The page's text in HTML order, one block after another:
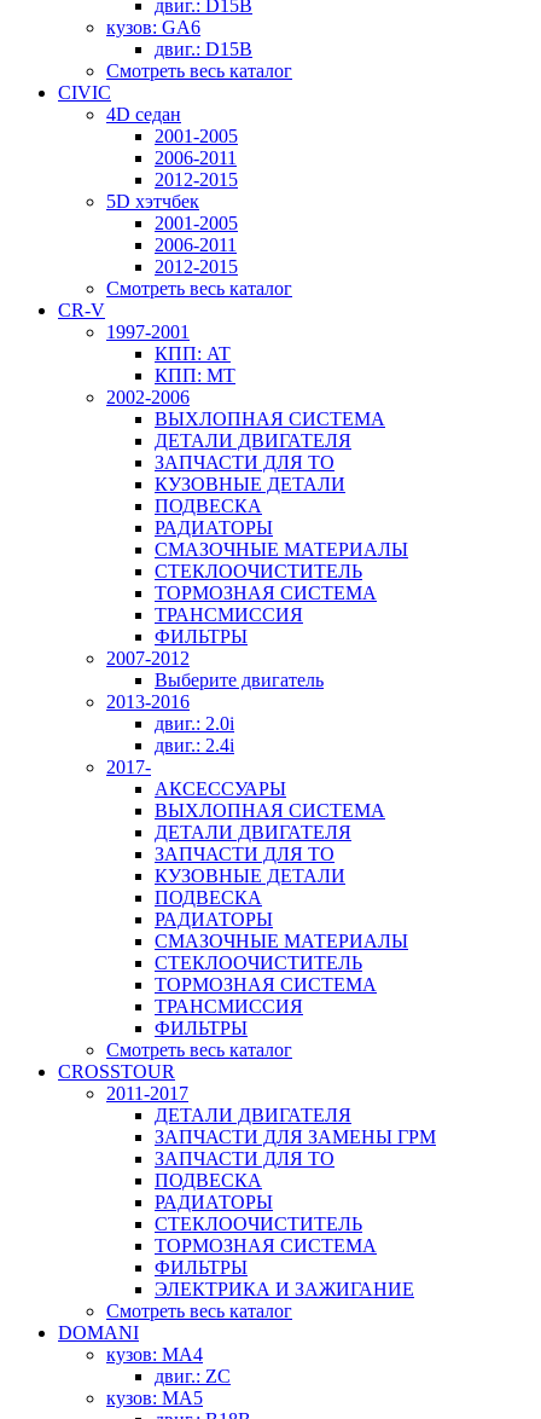
двиг.: D15B
кузов: GA6
двиг.: D15B
Смотреть весь каталог
CIVIC
4D седан
2001-2005
2006-2011
2012-2015
5D хэтчбек
2001-2005
2006-2011
2012-2015
Смотреть весь каталог
CR-V
1997-2001
КПП: AT
КПП: MT
2002-2006
ВЫХЛОПНАЯ СИСТЕМА
ДЕТАЛИ ДВИГАТЕЛЯ
ЗАПЧАСТИ ДЛЯ ТО
КУЗОВНЫЕ ДЕТАЛИ
ПОДВЕСКА
РАДИАТОРЫ
СМАЗОЧНЫЕ МАТЕРИАЛЫ
СТЕКЛООЧИСТИТЕЛЬ
ТОРМОЗНАЯ СИСТЕМА
ТРАНСМИССИЯ
ФИЛЬТРЫ
2007-2012
Выберите двигатель
2013-2016
двиг.: 2.0i
двиг.: 2.4i
2017-
АКСЕССУАРЫ
ВЫХЛОПНАЯ СИСТЕМА
ДЕТАЛИ ДВИГАТЕЛЯ
ЗАПЧАСТИ ДЛЯ ТО
КУЗОВНЫЕ ДЕТАЛИ
ПОДВЕСКА
РАДИАТОРЫ
СМАЗОЧНЫЕ МАТЕРИАЛЫ
СТЕКЛООЧИСТИТЕЛЬ
ТОРМОЗНАЯ СИСТЕМА
ТРАНСМИССИЯ
ФИЛЬТРЫ
Смотреть весь каталог
CROSSTOUR
2011-2017
ДЕТАЛИ ДВИГАТЕЛЯ
ЗАПЧАСТИ ДЛЯ ЗАМЕНЫ ГРМ
ЗАПЧАСТИ ДЛЯ ТО
ПОДВЕСКА
РАДИАТОРЫ
СТЕКЛООЧИСТИТЕЛЬ
ТОРМОЗНАЯ СИСТЕМА
ФИЛЬТРЫ
ЭЛЕКТРИКА И ЗАЖИГАНИЕ
Смотреть весь каталог
DOMANI
кузов: MA4
двиг.: ZC
кузов: MA5